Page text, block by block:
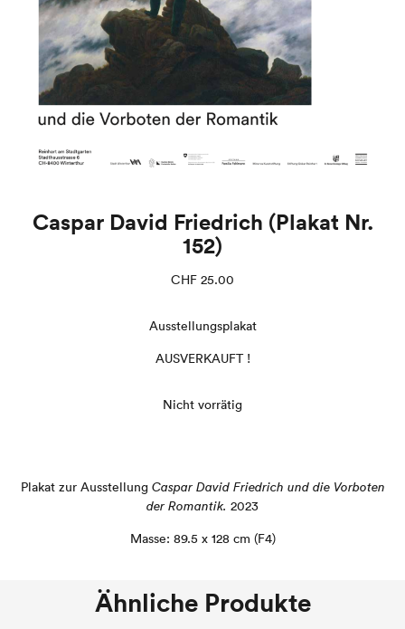
Caspar David Friedrich (Plakat Nr.
152)
CHF 25.00
Ausstellungsplakat
AUSVERKAUFT !
Nicht vorrätig
Plakat zur Ausstellung Caspar David Friedrich und die Vorboten
der Romantik. 2023
Masse: 89.5 x 128 cm (F4)
Ähnliche Produkte